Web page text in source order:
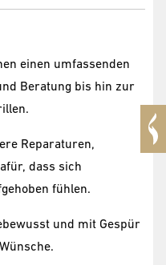
einen umfassenden
Beratung bis hin zur
Reparaturen,
dass sich
fühlen.
und mit Gespür